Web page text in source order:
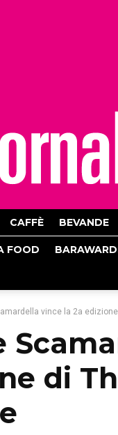
CAFFÈ BEVANDE
FOOD
vince la 2a
di